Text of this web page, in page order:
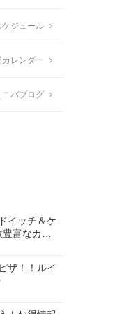
ケジュール
レンダー
ニバブログ
イッチ＆ケ
富なカフ
ザ！！ルイ